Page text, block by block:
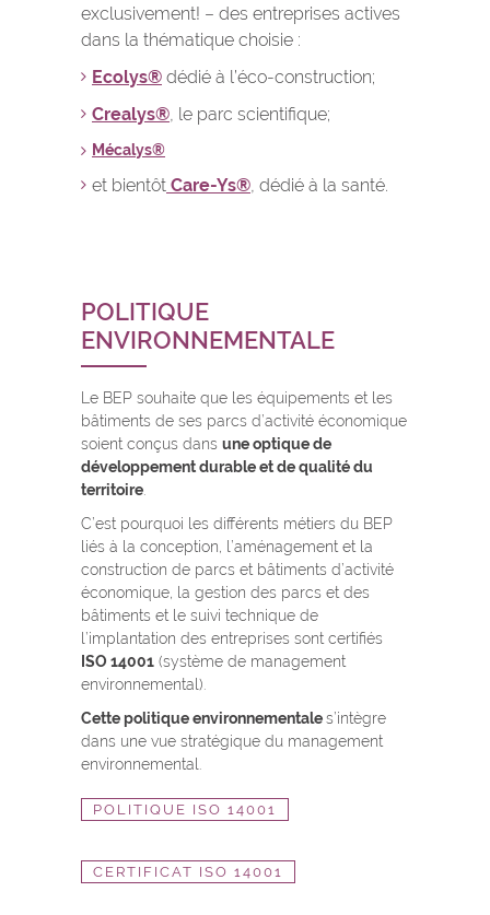
exclusivement! – des entreprises actives
dans la thématique choisie :
Ecolys® dédié à l’éco-construction;
Crealys®, le parc scientifique;
Mécalys®
et bientôt Care-Ys®, dédié à la santé.
POLITIQUE
ENVIRONNEMENTALE
Le BEP souhaite que les équipements et les
bâtiments de ses parcs d’activité économique
soient conçus dans une optique de
développement durable et de qualité du
territoire.
C’est pourquoi les différents métiers du BEP
liés à la conception, l’aménagement et la
construction de parcs et bâtiments d’activité
économique, la gestion des parcs et des
bâtiments et le suivi technique de
l’implantation des entreprises sont certifiés
ISO 14001 (système de management
environnemental).
Cette politique environnementales’intègre
dans une vue stratégique du management
environnemental.
POLITIQUE ISO 14001
CERTIFICAT ISO 14001